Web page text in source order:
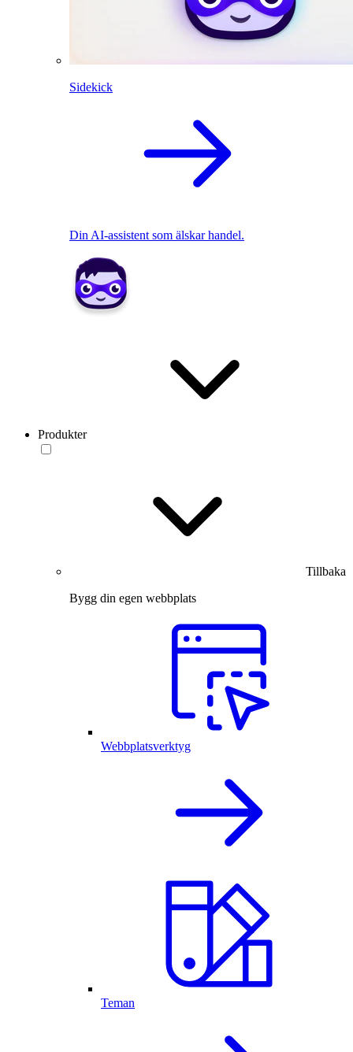
Sidekick
Din AI-assistent som älskar handel.
Produkter
Tillbaka
Bygg din egen webbplats
Webbplatsverktyg
Teman